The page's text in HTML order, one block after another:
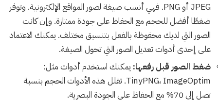
JPEG أو PNG. فهي أنسب صيغة لصور المواقع الإلكترونية. وتوفر
ضغطًا أفضل للحجم مع الحفاظ على جودة ممتازة. وإن كانت
الصور التي لديك محفوظة بالفعل بتنسيق مختلف. يمكنك الاعتماد
على إحدى أدوات تعديل الصور التي تحول الصيغة.
ضغط الصور قبل رفعها: يمكنك استخدم أدوات مثل:
TinyPNG، ImageOptim. تقلل هذه الأدوات الحجم بنسبة
تصل إلى 70% مع الحفاظ على الجودة البصرية.